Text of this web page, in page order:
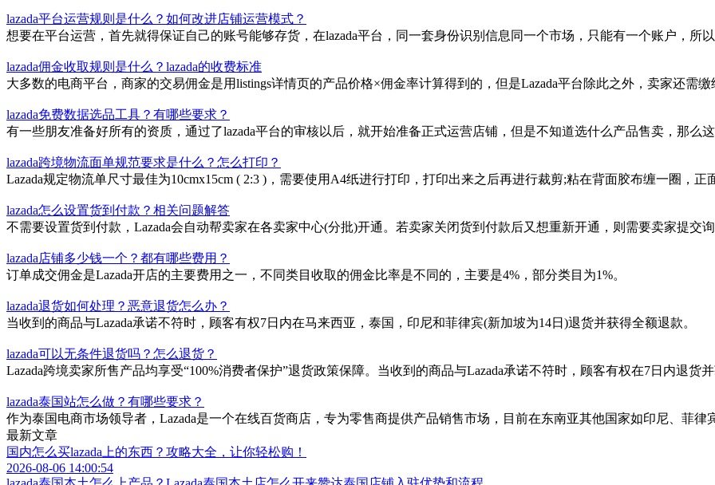
lazada平台运营规则是什么？如何改进店铺运营模式？
想要在平台运营，首先就得保证自己的账号能够存货，在lazada平台，同一套身份识别信息同一个市场，只能有一个账户，所
lazada佣金收取规则是什么？lazada的收费标准
大多数的电商平台，商家的交易佣金是用listings详情页的产品价格×佣金率计算得到的，但是Lazada平台除此之外，卖家还需缴
lazada免费数据选品工具？有哪些要求？
有一些朋友准备好所有的资质，通过了lazada平台的审核以后，就开始准备正式运营店铺，但是不知道选什么产品售卖，那么
lazada跨境物流面单规范要求是什么？怎么打印？
Lazada规定物流单尺寸最佳为10cmx15cm ( 2:3 )，需要使用A4纸进行打印，打印出来之后再进行裁剪;粘在背面胶布缠一圈，
lazada怎么设置货到付款？相关问题解答
不需要设置货到付款，Lazada会自动帮卖家在各卖家中心(分批)开通。若卖家关闭货到付款后又想重新开通，则需要卖家提交
lazada店铺多少钱一个？都有哪些费用？
订单成交佣金是Lazada开店的主要费用之一，不同类目收取的佣金比率是不同的，主要是4%，部分类目为1%。
lazada退货如何处理？恶意退货怎么办？
当收到的商品与Lazada承诺不符时，顾客有权7日内在马来西亚，泰国，印尼和菲律宾(新加坡为14日)退货并获得全额退款。
lazada可以无条件退货吗？怎么退货？
Lazada跨境卖家所售产品均享受“100%消费者保护”退货政策保障。当收到的商品与Lazada承诺不符时，顾客有权在7日内退货并
lazada泰国站怎么做？有哪些要求？
作为泰国电商市场领导者，Lazada是一个在线百货商店，专为零售商提供产品销售市场，目前在东南亚其他国家如印尼、菲律
最新文章
国内怎么买lazada上的东西？攻略大全，让你轻松购！
2026-08-06 14:00:54